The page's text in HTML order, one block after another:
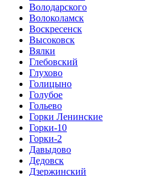
Володарского
Волоколамск
Воскресенск
Высоковск
Вялки
Глебовский
Глухово
Голицыно
Голубое
Гольево
Горки Ленинские
Горки-10
Горки-2
Давыдово
Дедовск
Дзержинский